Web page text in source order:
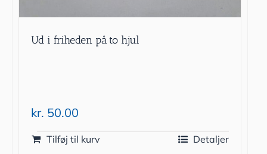
Ud i friheden på to hjul
kr. 50.00
Tilføj til kurv Detaljer